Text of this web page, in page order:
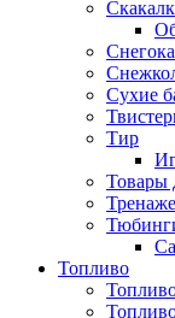
Сухие
Тир
Товары
Топливо